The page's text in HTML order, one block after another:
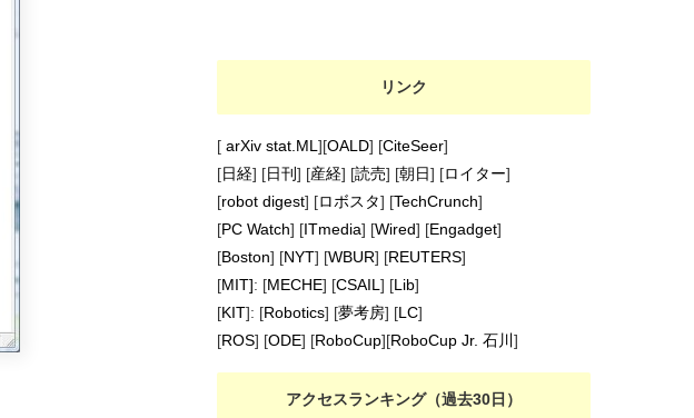
リンク
[ arXiv stat.ML ][OALD] [CiteSeer]
[日経] [日刊 ] [産経] [読売] [朝日] [ロイター]
[robot digest] [ロボスタ] [TechCrunch]
[PC Watch] [ITmedia] [Wired] [Engadget]
[Boston] [NYT] [WBUR] [REUTERS]
[MIT]: [MECHE] [CSAIL ] [Lib]
[KIT]: [Robotics] [夢考房] [LC]
[ROS] [ODE] [RoboCup][RoboCup Jr. 石川 ]
アクセスランキング（過去30日）